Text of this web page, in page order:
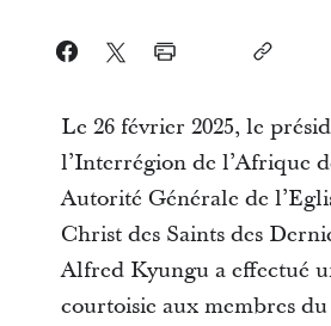
Le 26 février 2025, le
l’Interrégion de l’Afrique
Autorité Générale de
Christ des Saints des
Alfred Kyungu a effectué
courtoisie aux membres